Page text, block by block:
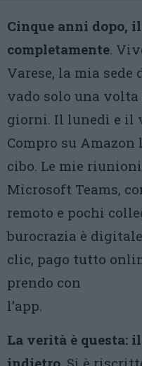
Cinque anni dopo,
completamente.
Varese, la mia sede
vado solo una
giorni. Il lunedì e il
Compro su Amazon
cibo. Le mie
Microsoft Teams,
remoto e pochi
burocrazia è
clic, pago tutto
prendo con
l’app.
La verità è questa: